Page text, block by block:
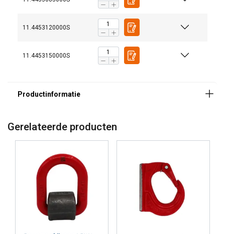
11.4453120000S
11.4453150000S
Afwerking:
Gerelateerde producten
DETAILS WEERGEVEN